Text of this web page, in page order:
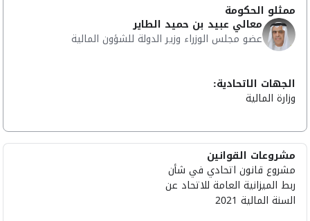
ممثلو الحكومة
معالي عبيد بن حميد الطاير
عضو مجلس الوزراء وزير الدولة للشؤون المالية
الجهات الاتحادية:
وزارة المالية
مشروعات القوانين
مشروع قانون اتحادي في شأن
ربط الميزانية العامة للاتحاد عن
السنة المالية 2021